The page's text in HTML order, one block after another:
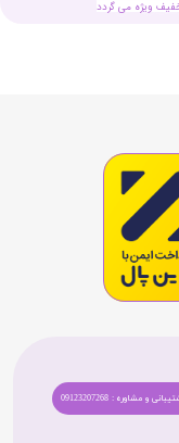
مشاوره : 09123207268